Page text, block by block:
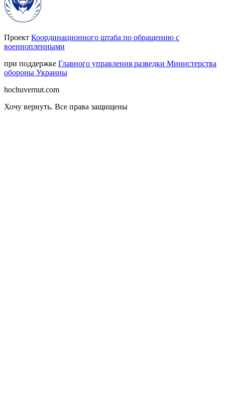
Проект Координационного штаба по обращению с
военнопленными
при поддержке Главного управления разведки Министерства
обороны Украины
hochuvernut.com
Хочу вернуть. Все права защищены